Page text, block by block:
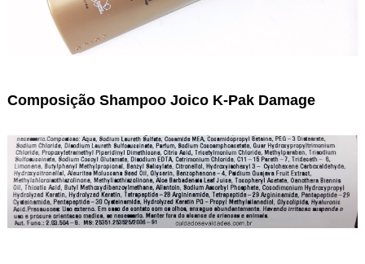
Composição Shampoo Joico K-Pak Damage